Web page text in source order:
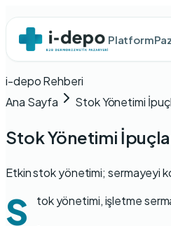
Platform
i-depo Rehberi
Ana Sayfa
Stok Yönetimi
Stok Yönetimi
Etkin stok yönetimi; sermayeyi
S tok yönetimi, işletme